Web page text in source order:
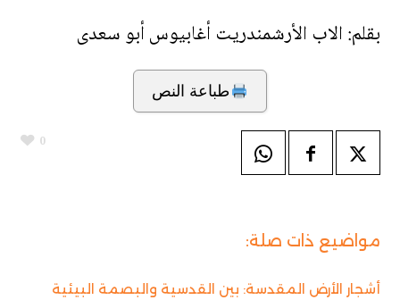
بقلم: الاب الأرشمندريت أغابيوس أبو سعدى
طباعة النص
0
مواضيع ذات صلة:
أشجار الأرض المقدسة: بين القدسية والبصمة البيئية